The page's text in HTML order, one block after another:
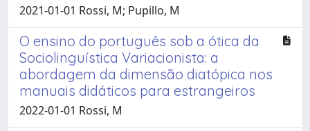
2021-01-01 Rossi, M; Pupillo, M
O ensino do português sob a ótica da
Sociolinguística Variacionista: a
abordagem da dimensão diatópica nos
manuais didáticos para estrangeiros
2022-01-01 Rossi, M